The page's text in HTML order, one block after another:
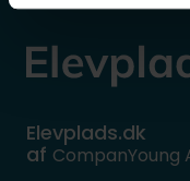
Elevplads.dk
af CompanYoung